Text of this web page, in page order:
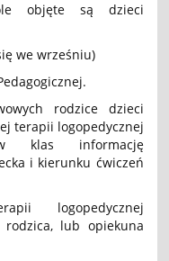
objęte są dzieci
we wrześniu)
rodzice dzieci
terapii logopedycznej
klas informację
i kierunku ćwiczeń
logopedycznej
lub opiekuna